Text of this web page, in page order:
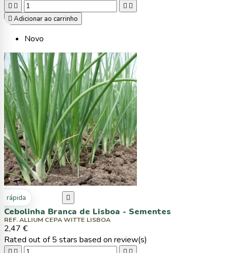
   
 Adicionar ao carrinho
Novo
rápida 
Cebolinha Branca de Lisboa - Sementes
REF. ALLIUM CEPA WITTE LISBOA
2,47 €
Rated out of 5 stars based on review(s)